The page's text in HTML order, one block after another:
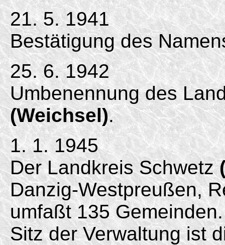
21. 5. 1941
Bestätigung des
25. 6. 1942
Umbenennung des
(Weichsel).
1. 1. 1945
Der Landkreis Schwetz
Danzig-Westpreußen,
umfaßt 135 Gemeinden.
Sitz der Verwaltung ist